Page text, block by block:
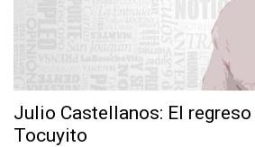
Julio Castellanos: El
Tocuyito